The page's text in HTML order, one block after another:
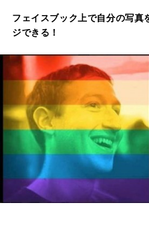
フェイスブック上で自分の写真
ジできる！